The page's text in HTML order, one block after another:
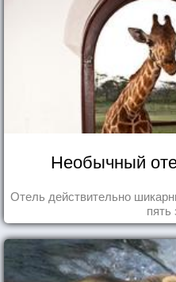
Необычный
Отель действительно
пять